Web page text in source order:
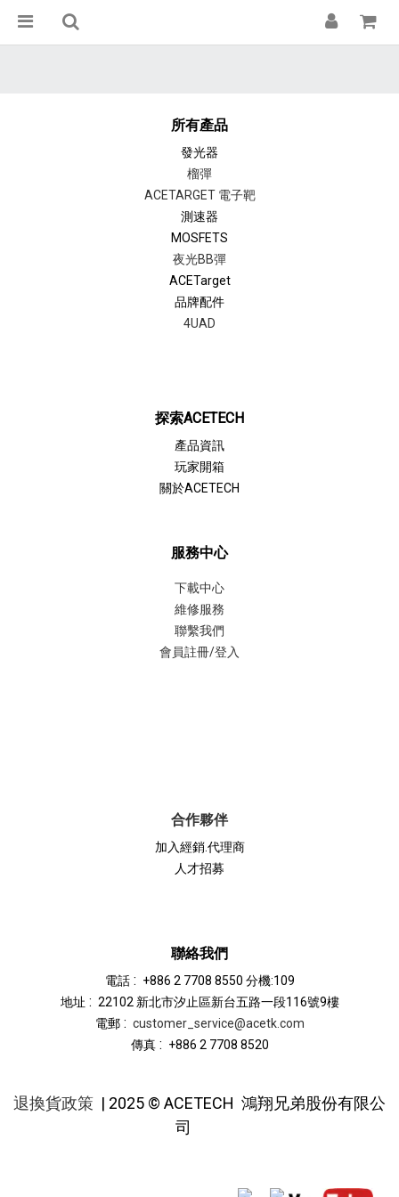
所有產品
發光器
榴彈
ACETARGET 電子靶
測速器
MOSFETS
夜光BB彈
ACETarget
品牌配件
4UAD
探索ACETECH
產品資訊
玩家開箱
關於ACETECH
服務中心
下載中心
維修服務
聯繫我們
會員註冊/登入
合作夥伴
加入經銷.代理商
人才招募
聯絡我們
電話: +886 2 7708 8550 分機:109
地址 : 22102 新北市汐止區新台五路一段116號9樓
電郵: customer_service@acetk.com
傳真: +886 2 7708 8520
退換貨政策 | 2025 © ACETECH 鴻翔兄弟股份有限公
司